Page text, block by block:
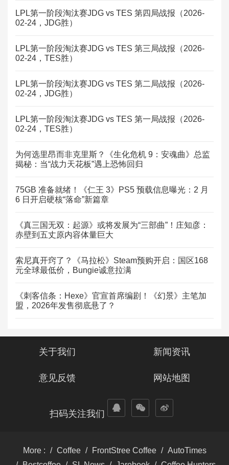
LPL第一阶段淘汰赛JDG vs TES 第四局战报（2026-
02-24，JDG胜）
LPL第一阶段淘汰赛JDG vs TES 第三局战报（2026-
02-24，TES胜）
LPL第一阶段淘汰赛JDG vs TES 第二局战报（2026-
02-24，JDG胜）
LPL第一阶段淘汰赛JDG vs TES 第一局战报（2026-
02-24，TES胜）
为何选里昂而非克里斯？《生化危机 9：安魂曲》总监
揭秘：当“战力天花板”遇上恐怖回归
75GB 准备就绪！《仁王 3》PS5 预载信息曝光：2 月
6 日开启硬核“落命”新篇章
《真三国无双：起源》或将发展为“三部曲”！庄知彦：
赤壁到五丈原内容体量巨大
索尼真开窍了？《马拉松》Steam预购开启：国区168
元全球最低价，Bungie诚意拉满
《刺客信条：Hexe》官宣首席编剧！《幻景》主笔加
盟，2026年发售彻底悬了？
关于我们 新闻资讯
意见反馈 网站地图
扫码关注我们
More : Coffee FrontStree Coffee
AutoTimes